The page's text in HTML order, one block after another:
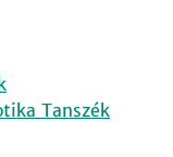
Tanszék